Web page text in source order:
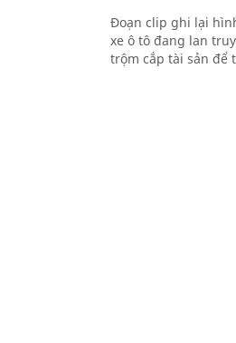
Đoạn clip ghi lại
xe ô tô đang lan
trộm cắp tài sản để